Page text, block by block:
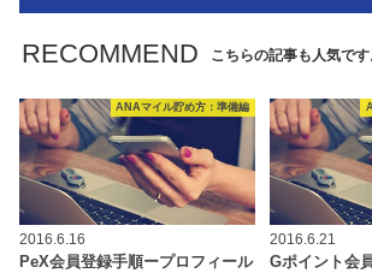
RECOMMEND こちらの記事も人気です
ANAマイル貯め方：準備編
2016.6.16
PeX会員登録手順ープロフィール
2016.6.21
Gポイント会